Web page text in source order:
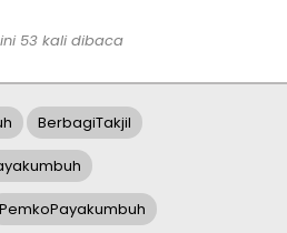
53 kali dibaca
BerbagiTakjil
PemkoPayakumbuh